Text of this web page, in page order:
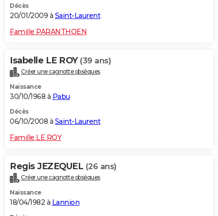
Décès
20/01/2009 à Saint-Laurent
Famille PARANTHOEN
Isabelle LE ROY (39 ans)
Créer une cagnotte obsèques
Naissance
30/10/1968 à Pabu
Décès
06/10/2008 à Saint-Laurent
Famille LE ROY
Regis JEZEQUEL (26 ans)
Créer une cagnotte obsèques
Naissance
18/04/1982 à Lannion